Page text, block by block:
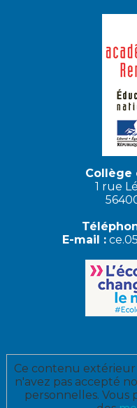
Collège
1 rue
E-mail :
Ce contenu
n'avez pas accepté
personnelles. Vous